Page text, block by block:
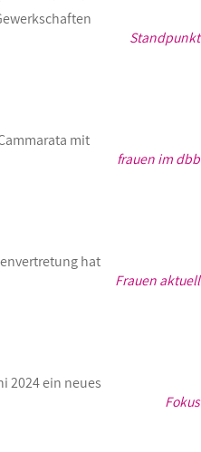
Standpunkt
frauen im dbb
mit
Frauen aktuell
hat
Fokus
2024 ein neues